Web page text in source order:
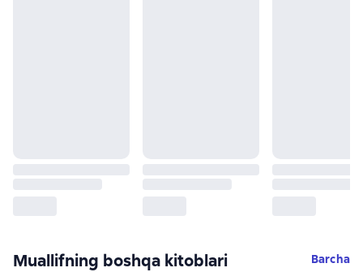
Muallifning boshqa kitoblari Barcha